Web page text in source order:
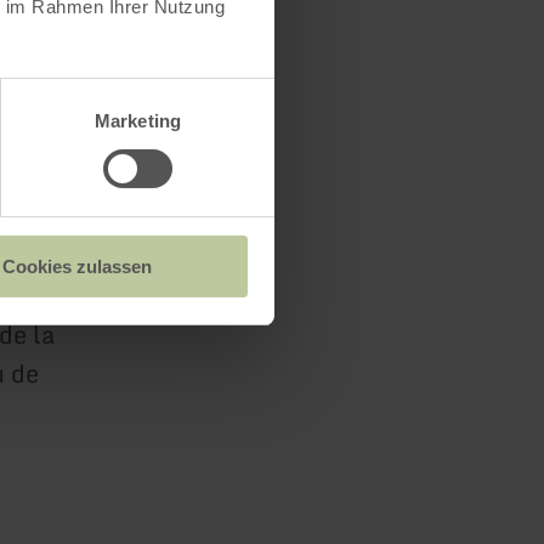
Rahmen Ihrer Nutzung
Marketing
Cookies zulassen
la
de